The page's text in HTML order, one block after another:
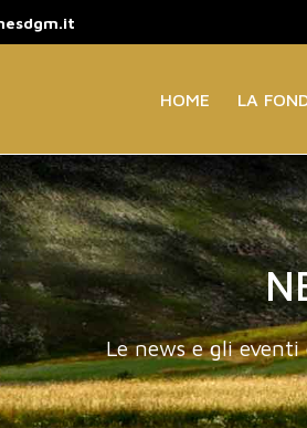
HOME LA
Le news e gli